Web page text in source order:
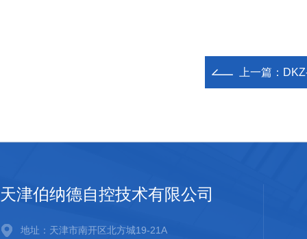
上一篇：
天津伯纳德自控技术有限公司
地址：天津市南开区北方城19-21A